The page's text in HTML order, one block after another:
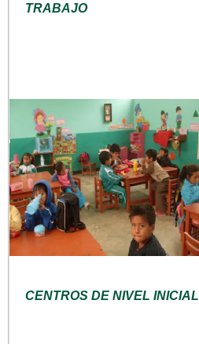
TRABAJO
CENTROS DE NIVEL INICIAL